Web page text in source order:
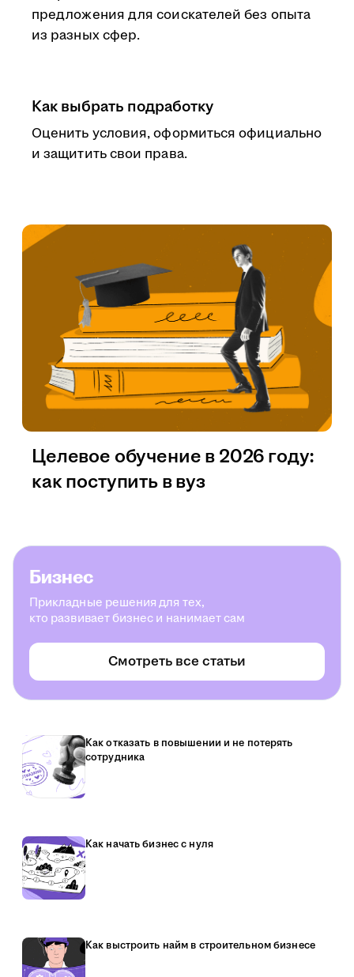
предложения для соискателей без опыта
из разных сфер.
Как выбрать подработку
Оценить условия, оформиться официально
и защитить свои права.
Целевое обучение в 2026 году:
как поступить в вуз
Бизнес
Прикладные решения для тех,
кто развивает бизнес и нанимает сам
Смотреть все статьи
Как отказать в повышении и не потерять
сотрудника
Как начать бизнес с нуля
Как выстроить найм в строительном бизнесе